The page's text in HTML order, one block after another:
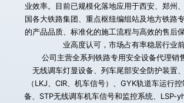
业效率。目前已规模化落地应用于西安、郑州
国各大铁路集团、重点枢纽编组站及地方铁路
的产品品质、标准化的施工流程与高效的售后
业高度认可，市场占有率稳居行业前
无线调车灯显设备、列车尾部安全防护装置
（LKJ、CIR、机车信号）、GYK轨道车运行
备、STP无线调车机车信号和监控系统、LSP-